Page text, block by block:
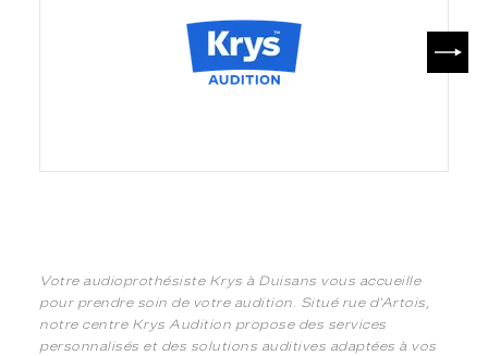
Votre audioprothésiste Krys à Duisans vous accueille
pour prendre soin de votre audition. Situé rue d'Artois,
notre centre Krys Audition propose des services
personnalisés et des solutions auditives adaptées à vos